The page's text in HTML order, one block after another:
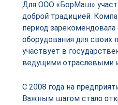
Для ООО «БорМаш»
доброй традицией.
период
оборудования для своих
участвует в
ведущими отраслевыми
С 2008 года на
Важным шагом стало